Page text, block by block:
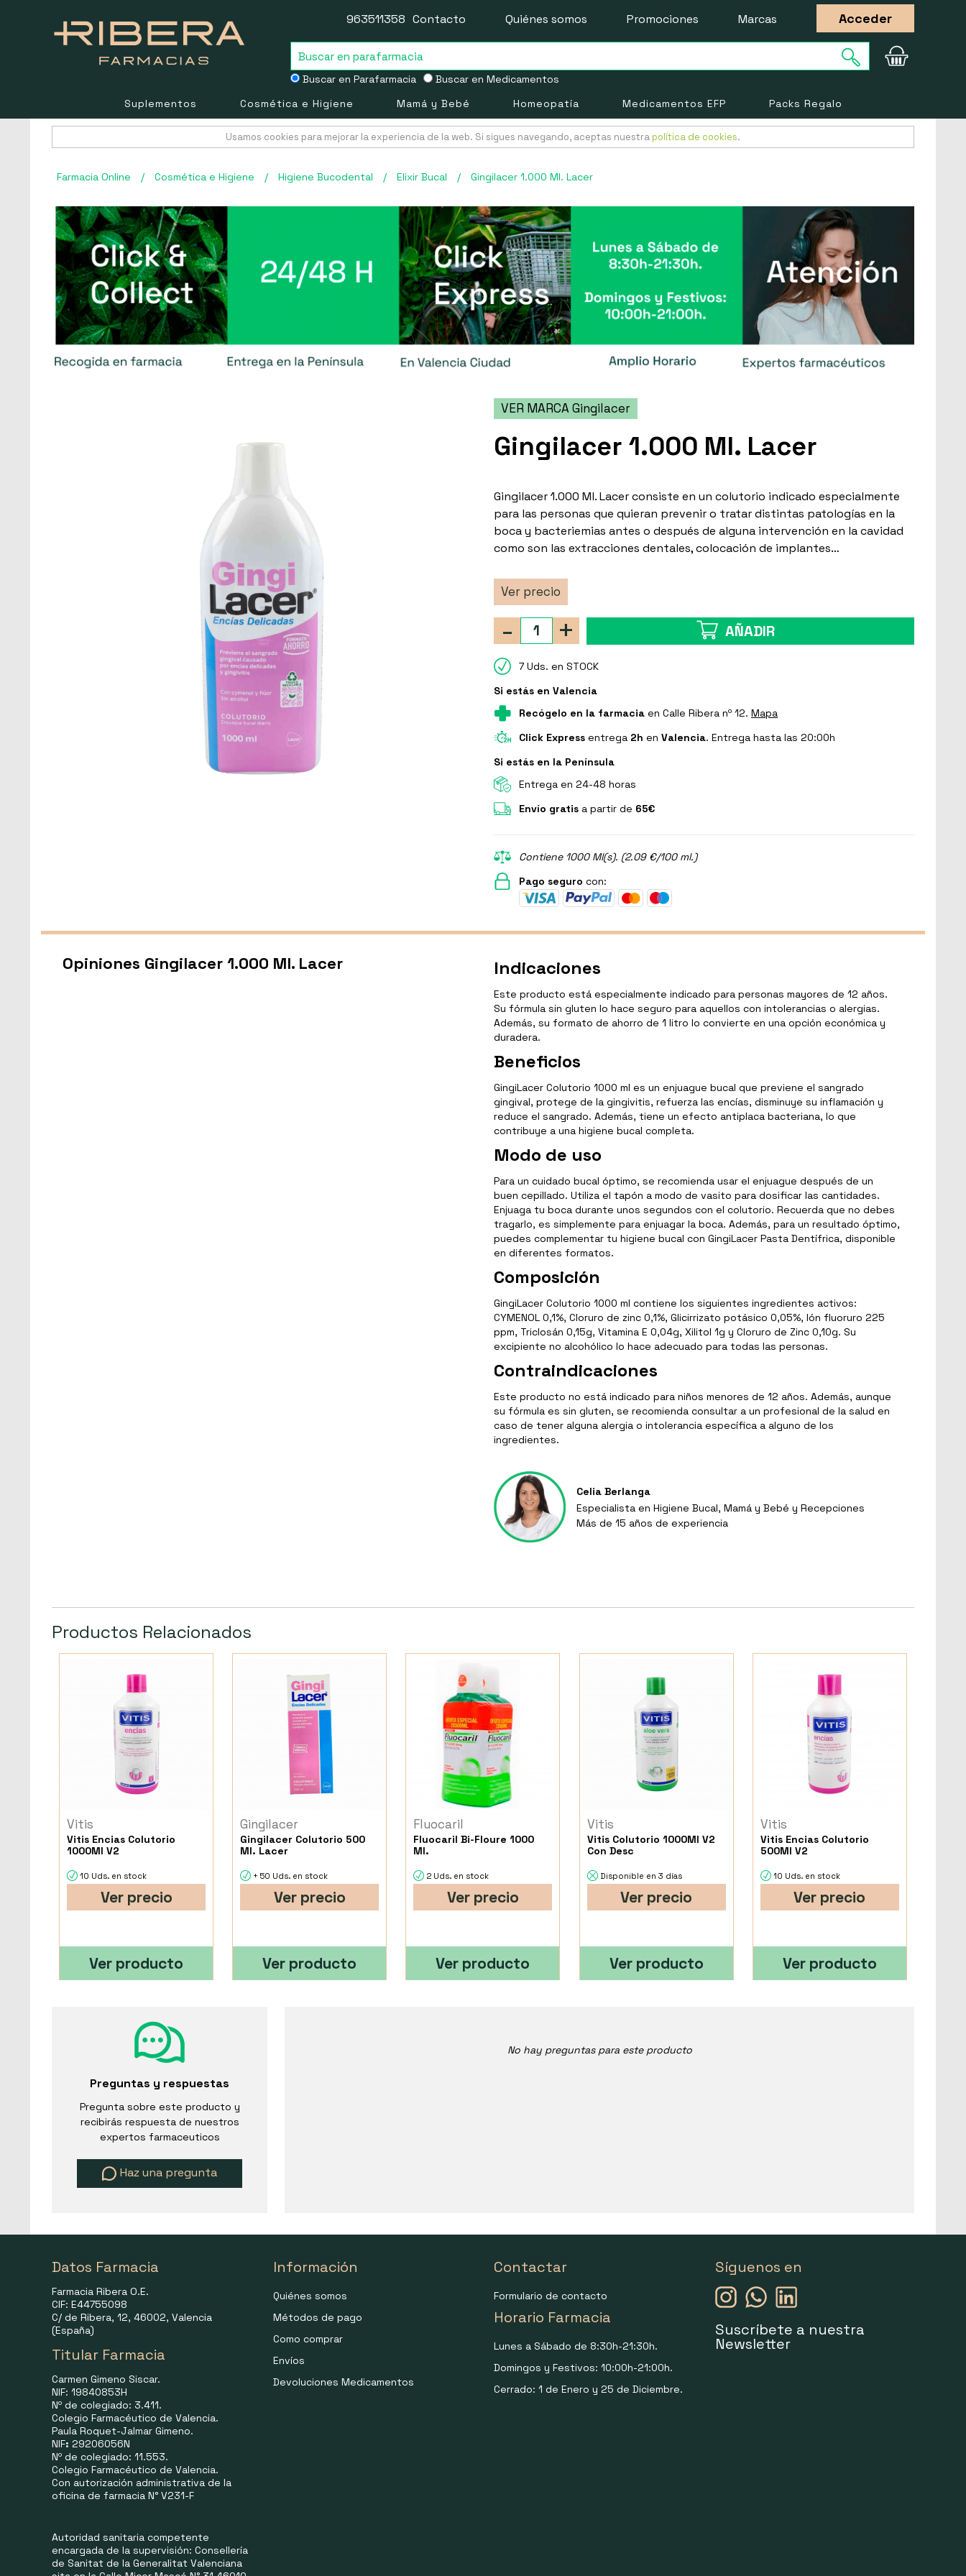
Buscar en Parafarmacia Buscar en Medicamentos
963511358 Contacto Quiénes somos Promociones Marcas Acceder
Suplementos Cosmética e Higiene Mamá y Bebé Homeopatía Medicamentos EFP Packs Regalo
Usamos cookies para mejorar la experiencia de la web. Si sigues navegando, aceptas nuestra política de cookies.
Farmacia Online / Cosmética e Higiene / Higiene Bucodental / Elixir Bucal / Gingilacer 1.000 Ml. Lacer
VER MARCA Gingilacer
Gingilacer 1.000 Ml. Lacer
Gingilacer 1.000 Ml. Lacer consiste en un colutorio indicado especialmente
para las personas que quieran prevenir o tratar distintas patologías en la
boca y bacteriemias antes o después de alguna intervención en la cavidad
como son las extracciones dentales, colocación de implantes…
Ver precio
+
- AÑADIR
7 Uds. en STOCK
Si estás en Valencia
Recógelo en la farmacia en Calle Ribera nº 12. Mapa
Click Express entrega 2h en Valencia. Entrega hasta las 20:00h
Si estás en la Península
Entrega en 24-48 horas
Envío gratis a partir de 65€
Contiene 1000 Ml(s). (2.09 €/100 ml.)
Pago seguro con:
Indicaciones
Este producto está especialmente indicado para personas mayores de 12 años.
Su fórmula sin gluten lo hace seguro para aquellos con intolerancias o alergias.
Además, su formato de ahorro de 1 litro lo convierte en una opción económica y
duradera.
Beneficios
GingiLacer Colutorio 1000 ml es un enjuague bucal que previene el sangrado
gingival, protege de la gingivitis, refuerza las encías, disminuye su inflamación y
reduce el sangrado. Además, tiene un efecto antiplaca bacteriana, lo que
contribuye a una higiene bucal completa.
Modo de uso
Para un cuidado bucal óptimo, se recomienda usar el enjuague después de un
buen cepillado. Utiliza el tapón a modo de vasito para dosificar las cantidades.
Enjuaga tu boca durante unos segundos con el colutorio. Recuerda que no debes
tragarlo, es simplemente para enjuagar la boca. Además, para un resultado óptimo,
puedes complementar tu higiene bucal con GingiLacer Pasta Dentífrica, disponible
en diferentes formatos.
Composición
GingiLacer Colutorio 1000 ml contiene los siguientes ingredientes activos:
CYMENOL 0,1%, Cloruro de zinc 0,1%, Glicirrizato potásico 0,05%, Ión fluoruro 225
ppm, Triclosán 0,15g, Vitamina E 0,04g, Xilitol 1g y Cloruro de Zinc 0,10g. Su
excipiente no alcohólico lo hace adecuado para todas las personas.
Contraindicaciones
Este producto no está indicado para niños menores de 12 años. Además, aunque
su fórmula es sin gluten, se recomienda consultar a un profesional de la salud en
caso de tener alguna alergia o intolerancia específica a alguno de los
ingredientes.
Celia Berlanga
Especialista en Higiene Bucal, Mamá y Bebé y Recepciones
Más de 15 años de experiencia
Opiniones Gingilacer 1.000 Ml. Lacer
Productos Relacionados
Vitis
Vitis Encias Colutorio
1000Ml V2
10 Uds. en stock
Ver precio
Ver producto
Gingilacer
Gingilacer Colutorio 500
Ml. Lacer
+ 50 Uds. en stock
Ver precio
Ver producto
Fluocaril
Fluocaril Bi-Floure 1000
Ml.
2 Uds. en stock
Ver precio
Ver producto
Vitis
Vitis Colutorio 1000Ml V2
Con Desc
Disponible en 3 días
Ver precio
Ver producto
Vitis
Vitis Encias Colutorio
500Ml V2
10 Uds. en stock
Ver precio
Ver producto
Preguntas y respuestas
Pregunta sobre este producto y
recibirás respuesta de nuestros
expertos farmaceuticos
Haz una pregunta
No hay preguntas para este producto
Datos Farmacia
Farmacia Ribera O.E.
CIF: E44755098
C/ de Ribera, 12, 46002, Valencia
(España)
Titular Farmacia
Carmen Gimeno Siscar.
NIF: 19840853H
Nº de colegiado: 3.411.
Colegio Farmacéutico de Valencia.
Paula Roquet-Jalmar Gimeno.
NIF: 29206056N
Nº de colegiado: 11.553.
Colegio Farmacéutico de Valencia.
Con autorización administrativa de la
oficina de farmacia N° V231-F
Autoridad sanitaria competente
encargada de la supervisión: Consellería
de Sanitat de la Generalitat Valenciana
Información
Quiénes somos
Métodos de pago
Como comprar
Envíos
Devoluciones Medicamentos
Contactar
Formulario de contacto
Horario Farmacia
Lunes a Sábado de 8:30h-21:30h.
Domingos y Festivos: 10:00h-21:00h.
Cerrado: 1 de Enero y 25 de Diciembre.
Síguenos en
Suscríbete a nuestra
Newsletter